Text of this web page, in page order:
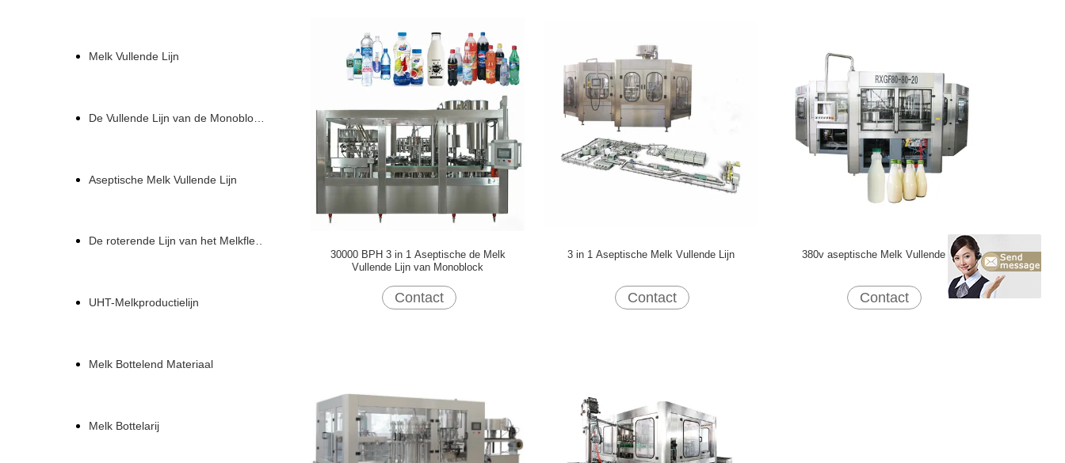
Melk Vullende Lijn
De Vullende Lijn van de Monoblockmelk
Aseptische Melk Vullende Lijn
De roterende Lijn van het Melkflessenvullen
UHT-Melkproductielijn
Melk Bottelend Materiaal
Melk Bottelarij
30000 BPH 3 in 1 Aseptische de Melk
Vullende Lijn van Monoblock
Contact
3 in 1 Aseptische Melk Vullende Lijn
Contact
380v aseptische Melk Vullende Lijn
Contact